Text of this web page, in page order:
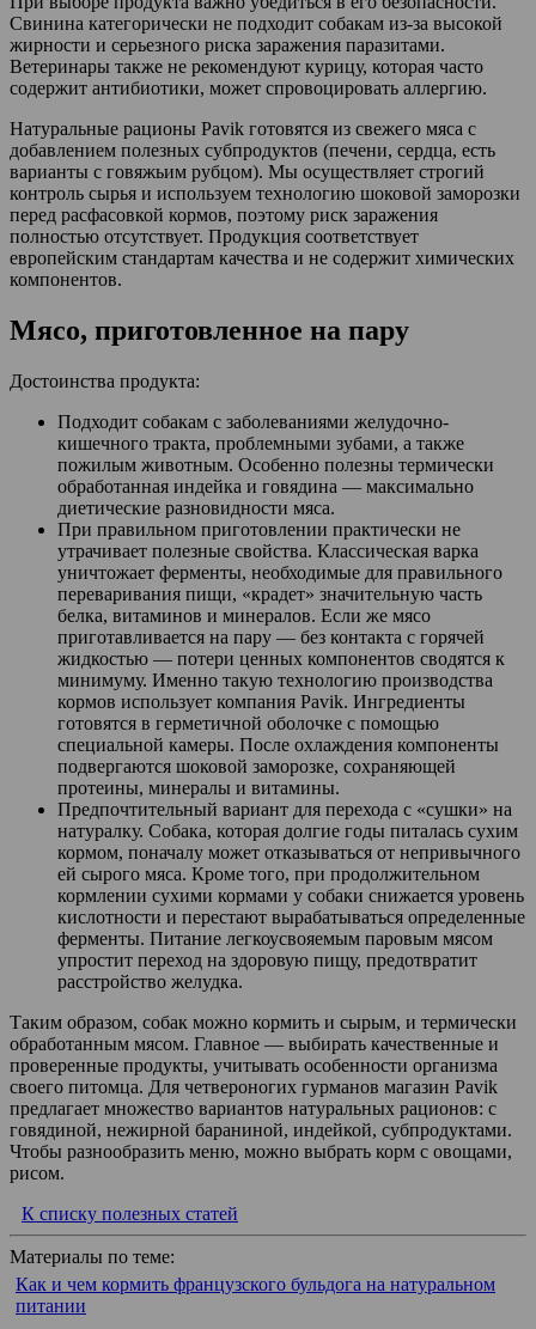
Свинина категорически не подходит собакам из-за высокой
жирности и серьезного риска заражения паразитами.
Ветеринары также не рекомендуют курицу, которая часто
содержит антибиотики, может спровоцировать аллергию.
Натуральные рационы Pavik готовятся из свежего мяса с
добавлением полезных субпродуктов (печени, сердца, есть
варианты с говяжьим рубцом). Мы осуществляет строгий
контроль сырья и используем технологию шоковой заморозки
перед расфасовкой кормов, поэтому риск заражения
полностью отсутствует. Продукция соответствует
европейским стандартам качества и не содержит химических
компонентов.
Мясо, приготовленное на пару
Достоинства продукта:
Подходит собакам с заболеваниями желудочно-
кишечного тракта, проблемными зубами, а также
пожилым животным. Особенно полезны термически
обработанная индейка и говядина — максимально
диетические разновидности мяса.
При правильном приготовлении практически не
утрачивает полезные свойства. Классическая варка
уничтожает ферменты, необходимые для правильного
переваривания пищи, «крадет» значительную часть
белка, витаминов и минералов. Если же мясо
приготавливается на пару — без контакта с горячей
жидкостью — потери ценных компонентов сводятся к
минимуму. Именно такую технологию производства
кормов использует компания Pavik. Ингредиенты
готовятся в герметичной оболочке с помощью
специальной камеры. После охлаждения компоненты
подвергаются шоковой заморозке, сохраняющей
протеины, минералы и витамины.
Предпочтительный вариант для перехода с «сушки» на
натуралку. Собака, которая долгие годы питалась сухим
кормом, поначалу может отказываться от непривычного
ей сырого мяса. Кроме того, при продолжительном
кормлении сухими кормами у собаки снижается уровень
кислотности и перестают вырабатываться определенные
ферменты. Питание легкоусвояемым паровым мясом
упростит переход на здоровую пищу, предотвратит
расстройство желудка.
Таким образом, собак можно кормить и сырым, и термически
обработанным мясом. Главное — выбирать качественные и
проверенные продукты, учитывать особенности организма
своего питомца. Для четвероногих гурманов магазин Pavik
предлагает множество вариантов натуральных рационов: с
говядиной, нежирной бараниной, индейкой, субпродуктами.
Чтобы разнообразить меню, можно выбрать корм с овощами,
рисом.
К списку полезных статей
Материалы по теме:
Как и чем кормить французского бульдога на натуральном
питании